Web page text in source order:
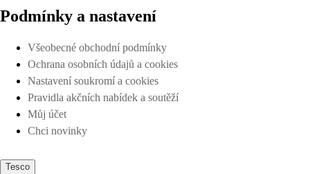
Podmínky a nastavení
Všeobecné obchodní podmínky
Ochrana osobních údajů a cookies
Nastavení soukromí a cookies
Pravidla akčních nabídek a soutěží
Můj účet
Chci novinky
Tesco